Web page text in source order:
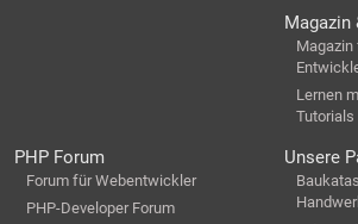
Magazin
Magazin
Lernen
Tutorials
PHP Forum
Forum für Webentwickler
PHP-Developer Forum
Unsere